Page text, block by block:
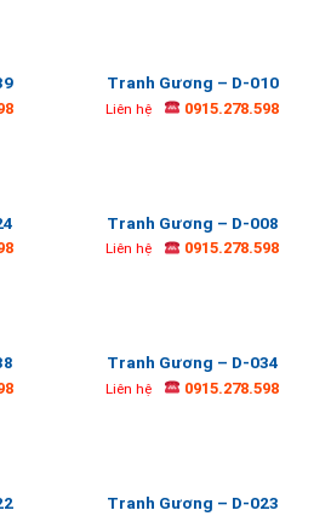
Tranh Gương – D-010
Liên hệ 0915.278.598
Tranh Gương – D-008
Liên hệ 0915.278.598
Tranh Gương – D-034
Liên hệ 0915.278.598
Tranh Gương – D-023